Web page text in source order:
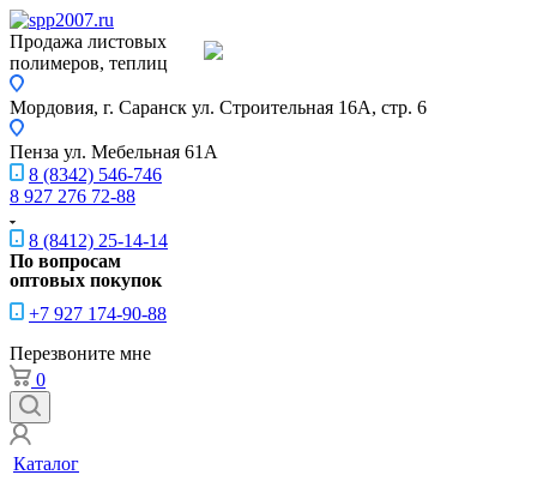
Продажа листовых
полимеров, теплиц
Мордовия, г. Саранск ул. Строительная 16A, стр. 6
Пенза ул. Мебельная 61А
8 (8342) 546-746
8 927 276 72-88
8 (8412) 25-14-14
По вопросам
оптовых покупок
+7 927 174-90-88
Перезвоните мне
0
Каталог